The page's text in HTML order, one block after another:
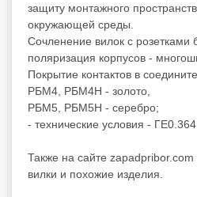
защиту монтажного
окружающей среды.
Сочленение вилок с розетками
поляризация корпусов -
Покрытие контактов в
РБМ4, РБМ4Н - золото,
РБМ5, РБМ5Н - серебро;
- технические условия -
Также на сайте zapadpribor.com
вилки и похожие изделия.